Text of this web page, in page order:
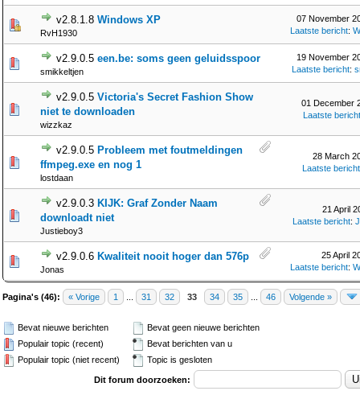
v2.8.1.8 Windows XP
RvH1930
07 November
Laatste bericht:
v2.9.0.5 een.be: soms geen geluidsspoor
smikkeltjen
19 November
Laatste bericht:
v2.9.0.5 Victoria's Secret Fashion Show
niet te downloaden
wizzkaz
01 December
Laatste bericht
v2.9.0.5 Probleem met foutmeldingen
ffmpeg.exe en nog 1
lostdaan
28 March
Laatste bericht
v2.9.0.3 KIJK: Graf Zonder Naam
downloadt niet
Justieboy3
21 April
Laatste bericht:
v2.9.0.6 Kwaliteit nooit hoger dan 576p
Jonas
25 April
Laatste bericht:
Pagina's (46): « Vorige 1 31 32 33 34 35 46 Volgende »
Bevat nieuwe berichten
Populair topic (recent)
Populair topic (niet recent)
Bevat geen nieuwe berichten
Bevat berichten van u
Topic is gesloten
Dit forum doorzoeken: